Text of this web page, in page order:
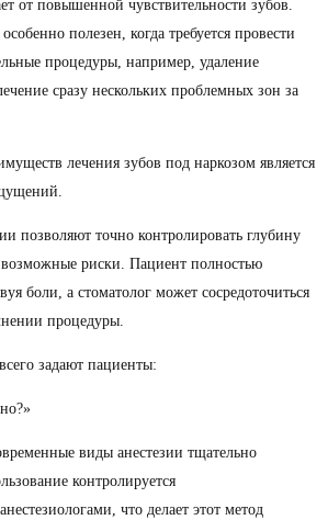
от повышенной чувствительности зубов.
полезен, когда требуется провести
процедуры, например, удаление
сразу нескольких проблемных зон за
лечения зубов под наркозом является
позволяют точно контролировать глубину
риски. Пациент полностью
боли, а стоматолог может сосредоточиться
процедуры.
задают пациенты:
виды анестезии тщательно
контролируется
что делает этот метод